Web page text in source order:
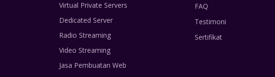
Virtual Private Servers
Dedicated Server
Radio Streaming
Video Streaming
Jasa Pembuatan Web
FAQ
Testimoni
Sertifikat